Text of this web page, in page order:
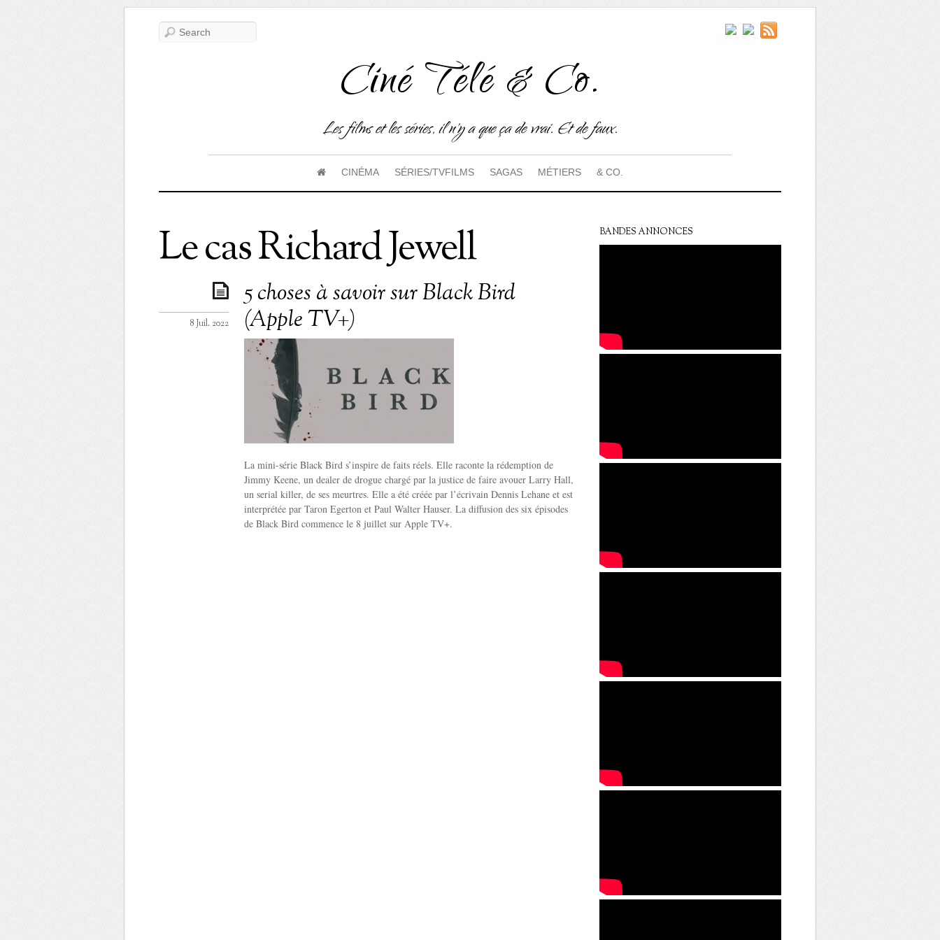
Ciné Télé & Co.
Les films et les séries, il n'y a que ça de vrai. Et de faux.
CINÉMA SÉRIES/TVFILMS SAGAS MÉTIERS & CO.
Le cas Richard Jewell
5 choses à savoir sur Black Bird
(Apple TV+)
8 Juil. 2022
La mini-série Black Bird s’inspire de faits réels. Elle raconte la rédemption de
Jimmy Keene, un dealer de drogue chargé par la justice de faire avouer Larry Hall,
un serial killer, de ses meurtres. Elle a été créée par l’écrivain Dennis Lehane et est
interprétée par Taron Egerton et Paul Walter Hauser. La diffusion des six épisodes
de Black Bird commence le 8 juillet sur Apple TV+.
BANDES ANNONCES